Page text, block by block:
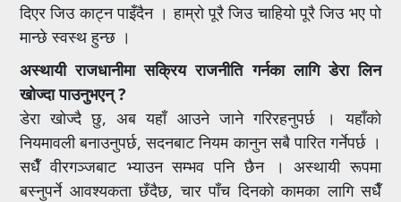
दिएर जिउ काट्न पाइँदैन । हाम्रो पूरै जिउ चाहियो पूरै जिउ भए पो
मान्छे स्वस्थ हुन्छ ।
अस्थायी राजधानीमा सक्रिय राजनीति गर्नका लागि डेरा लिन
खोज्दा पाउनुभएन् ?
डेरा खोज्दै छु, अब यहाँ आउने जाने गरिरहनुपर्छ । यहाँको
नियमावली बनाउनुपर्छ, सदनबाट नियम कानुन सबै पारित गर्नेपर्छ ।
सधैँ वीरगञ्जबाट भ्याउन सम्भव पनि छैन । अस्थायी रूपमा
बस्नुपर्ने आवश्यकता छँदैछ, चार पाँच दिनको कामका लागि सधैँ